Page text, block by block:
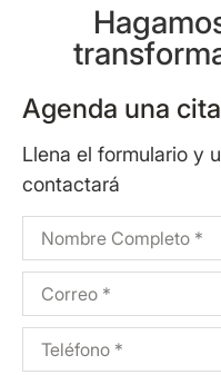
Agenda una cita
Llena el formulario y
contactará